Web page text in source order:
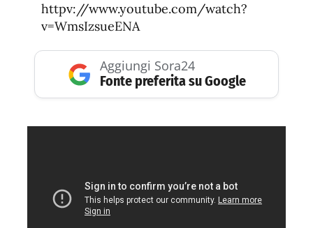
httpv://www.youtube.com/watch?
v=WmsIzsueENA
Aggiungi Sora24
Fonte preferita su Google